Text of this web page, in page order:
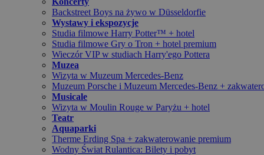
Backstreet Boys na żywo w Düsseldorfie
Wystawy i ekspozycje
Studia filmowe Harry Potter™ + hotel
Studia filmowe Gry o Tron + hotel premium
Wieczór VIP w studiach Harry'ego Pottera
Muzea
Wizyta w Muzeum Mercedes-Benz
Muzeum Porsche i Muzeum Mercedes-Benz +
Musicale
Wizyta w Moulin Rouge w Paryżu + hotel
Teatr
Aquaparki
Therme Erding Spa + zakwaterowanie premium
Wodny Świat Rulantica: Bilety i pobyt